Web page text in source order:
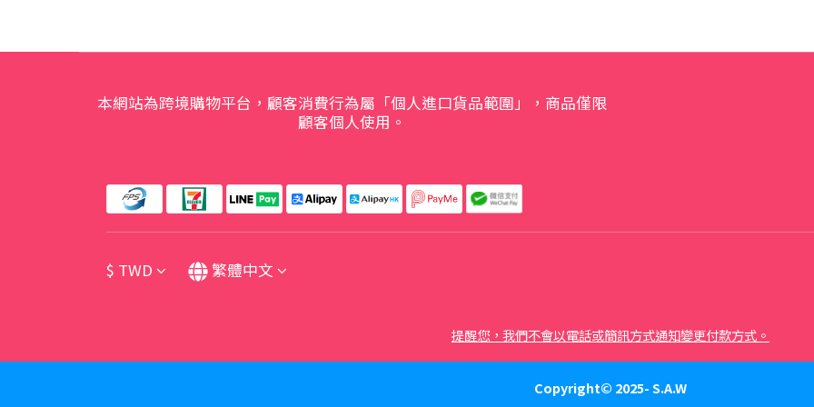
本網站為跨境購物平台，顧客消費行為屬「個人進口貨品範圍」，商品僅限
顧客個人使用。
$ TWD 繁體中文
提醒您，我們不會以電話或簡訊方式通知變更付款方式。
Copyright© 2025- S.A.W